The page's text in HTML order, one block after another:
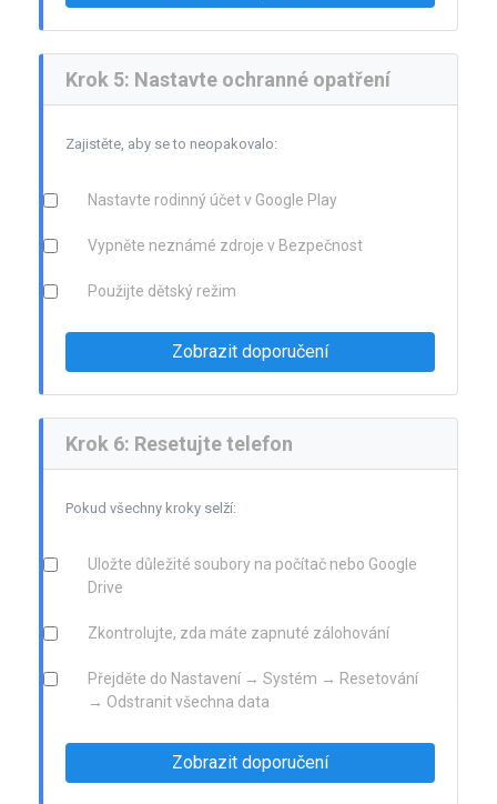
Krok 5: Nastavte ochranné opatření
Zajistěte, aby se to neopakovalo:
Nastavte rodinný účet v Google Play
Vypněte neznámé zdroje v Bezpečnost
Použijte dětský režim
Zobrazit doporučení
Krok 6: Resetujte telefon
Pokud všechny kroky selží:
Uložte důležité soubory na počítač nebo Google
Drive
Zkontrolujte, zda máte zapnuté zálohování
Přejděte do Nastavení → Systém → Resetování
→ Odstranit všechna data
Zobrazit doporučení